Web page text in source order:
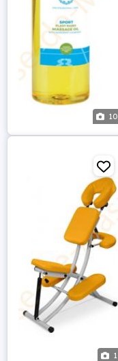
10
1